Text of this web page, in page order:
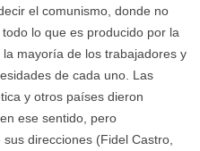
el comunismo, donde no
lo que es producido por la
mayoría de los trabajadores y
de cada uno. Las
y otros países dieron
ese sentido, pero
direcciones (Fidel Castro,